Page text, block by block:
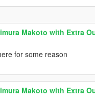
Makoto with Extra
for some reason
Makoto with Extra